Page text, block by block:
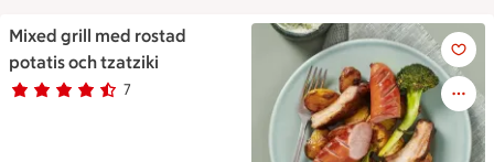
Mixed grill med rostad
potatis och tzatziki
Betyg 4.1 av 5. 7
7 personer har röstat
Mixed grill med rostad